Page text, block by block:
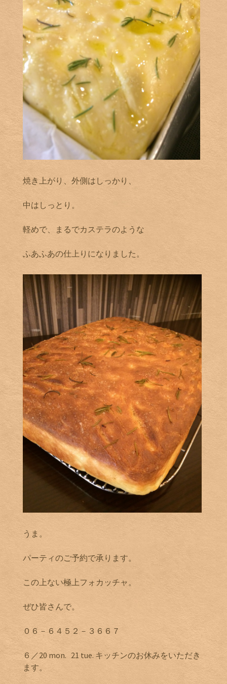
焼き上がり、外側はしっかり、
中はしっとり。
軽めで、まるでカステラのような
ふあふあの仕上りになりました。
うま。
パーティのご予約で承ります。
この上ない極上フォカッチャ。
ぜひ皆さんで。
０６－６４５２－３６６７
６／20 mon. 21 tue. キッチンのお休みをいただき
ます。